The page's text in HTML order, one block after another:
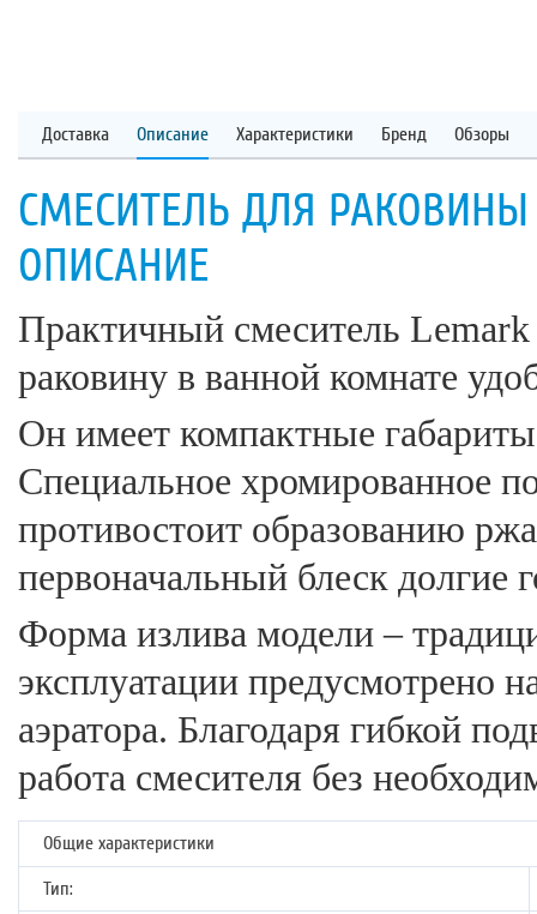
Доставка Описание Характеристики Бренд Обзоры
СМЕСИТЕЛЬ ДЛЯ РАКОВИНЫ
ОПИСАНИЕ
Практичный смеситель
раковину в ванной комнате
Он имеет компактные
Специальное хромированное
противостоит образованию
первоначальный блеск долгие
Форма излива модели –
эксплуатации предусмотрено
аэратора. Благодаря гибкой
работа смесителя без
Общие характеристики
Тип: